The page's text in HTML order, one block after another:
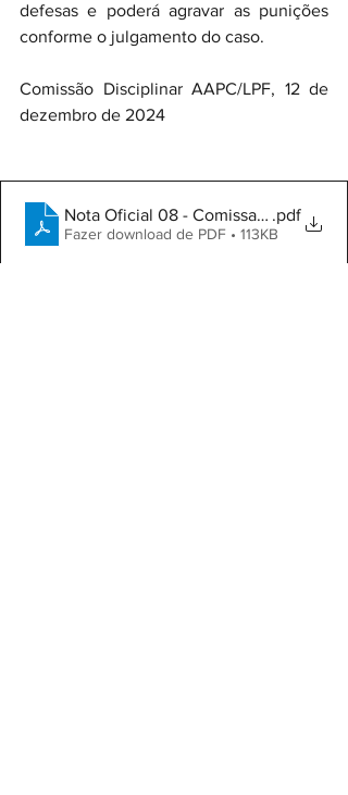
defesas e poderá agravar as punições
conforme o julgamento do caso.
Comissão Disciplinar AAPC/LPF, 12 de
dezembro de 2024
Nota Oficial 08 - Comissao Disciplinar
.pdf
Fazer download de PDF • 113KB